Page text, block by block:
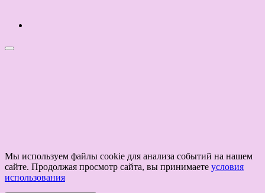
Мы используем файлы cookie для анализа событий на нашем
сайте. Продолжая просмотр сайта, вы принимаете условия
использования